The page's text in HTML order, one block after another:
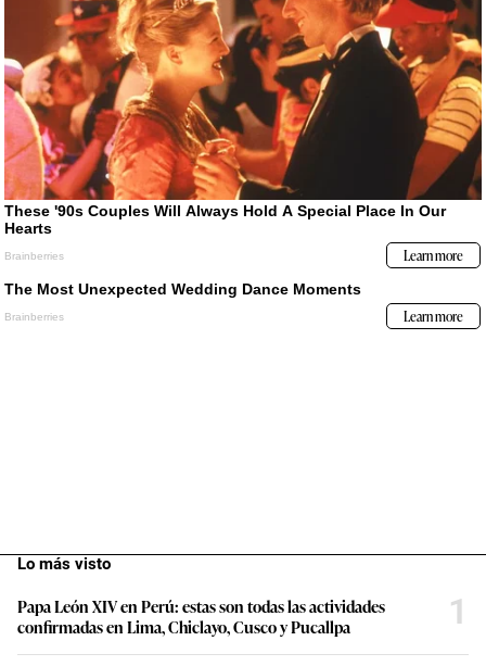
Lo más visto
Papa León XIV en Perú: estas son todas las actividades
confirmadas en Lima, Chiclayo, Cusco y Pucallpa
1